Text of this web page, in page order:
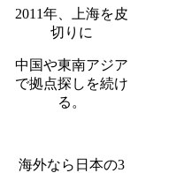
2011年、上海を皮
切りに
中国や東南アジア
で拠点探しを続け
る。
海外なら日本の3